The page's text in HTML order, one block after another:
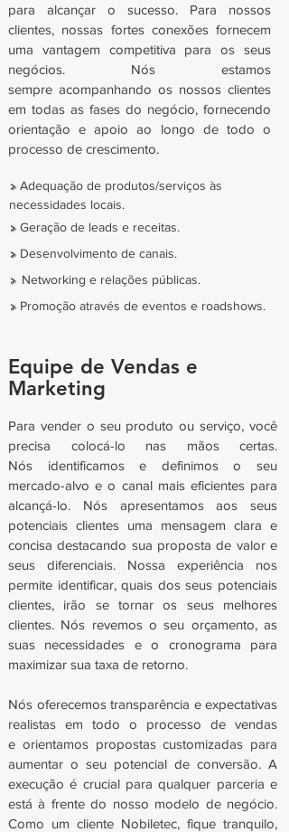
Para vender o seu produto ou serviço, você
precisa colocá-lo nas mãos certas.
Nós identificamos e definimos o seu
mercado-alvo e o canal mais eficientes para
alcançá-lo. Nós apresentamos aos seus
potenciais clientes uma mensagem clara e
concisa destacando sua proposta de valor e
seus diferenciais. Nossa experiência nos
permite identificar, quais dos seus potenciais
clientes, irão se tornar os seus melhores
clientes. Nós revemos o seu orçamento, as
suas necessidades e o cronograma para
maximizar sua taxa de retorno.
Nós oferecemos transparência e expectativas
realistas em todo o processo de vendas
e orientamos propostas customizadas para
aumentar o seu potencial de conversão. A
execução é crucial para qualquer parceria e
está à frente do nosso modelo de negócio.
Como um cliente Nobiletec, fique tranquilo,
para alcançar o sucesso. Para nossos
clientes, nossas fortes conexões fornecem
uma vantagem competitiva para os seus
negócios. Nós estamos
sempre acompanhando os nossos clientes
em todas as fases do negócio, fornecendo
orientação e apoio ao longo de todo o
processo de crescimento.
> Adequação de produtos/serviços às
necessidades locais.
> Geração de leads e receitas.
> Desenvolvimento de canais.
> Networking e relações públicas.
> Promoção através de eventos e roadshows.
Equipe de Vendas e
Marketing